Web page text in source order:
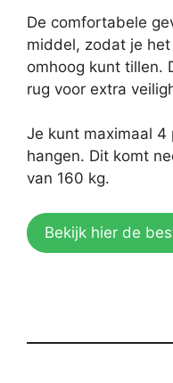
De comfortabele
middel, zodat je
omhoog kunt tillen.
rug voor extra
Je kunt maximaal 4
hangen. Dit komt
van 160 kg.
Bekijk hier de